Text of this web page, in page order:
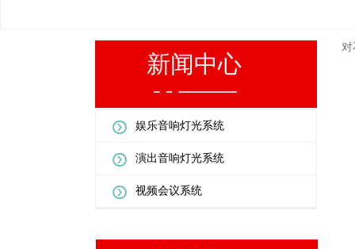
新闻中心
娱乐音响灯光系统
演出音响灯光系统
视频会议系统